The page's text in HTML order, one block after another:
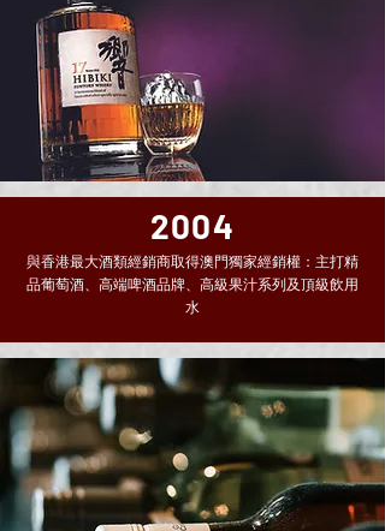
2004
與香港最大酒類經銷商取得澳門獨家經銷權：主打精
品葡萄酒、高端啤酒品牌、高級果汁系列及頂級飲用
水